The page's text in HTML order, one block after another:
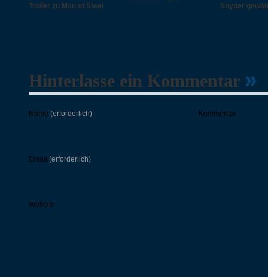
Trailer zu Man of Steel
Snyder
Hinterlasse ein Kommentar »
Name (erforderlich)
Email (erforderlich)
Website
Kommentar